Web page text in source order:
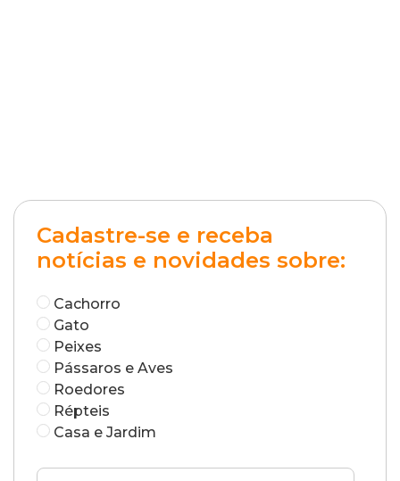
Cadastre-se e receba
notícias e novidades sobre:
Cachorro
Gato
Peixes
Pássaros e Aves
Roedores
Répteis
Casa e Jardim